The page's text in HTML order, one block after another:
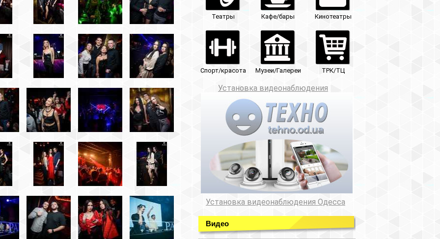
Театры Кинотеатры
Спорт/красота Музеи/Галереи ТРК/ТЦ
Установка видеонаблюдения
Установка видеонаблюдения Одесса
Видео